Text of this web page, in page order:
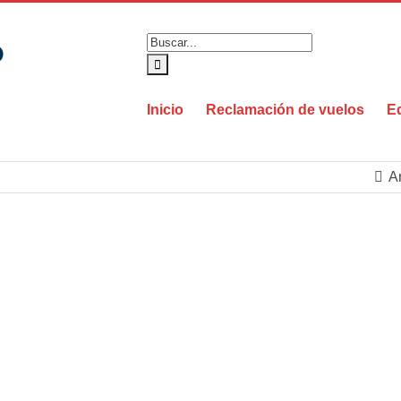
Buscar:
Inicio Reclamación de vuelos